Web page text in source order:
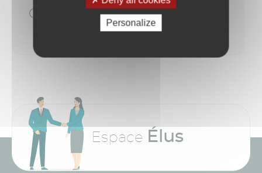
Surveillance en juillet en août :
11h30-18h30
Espace Élus
Personalize